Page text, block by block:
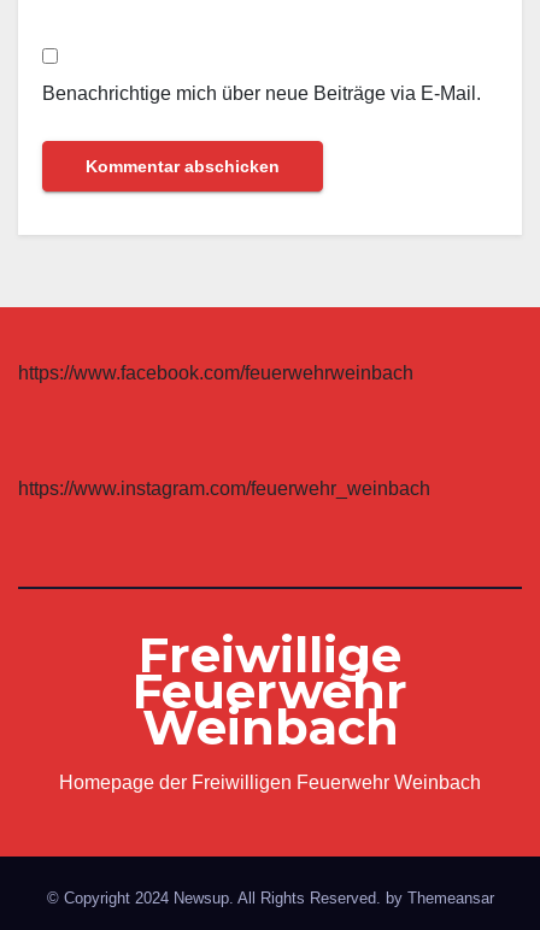
Benachrichtige mich über neue Beiträge via E-Mail.
https://www.facebook.com/feuerwehrweinbach
https://www.instagram.com/feuerwehr_weinbach
Freiwillige
Feuerwehr
Weinbach
Homepage der Freiwilligen Feuerwehr Weinbach
© Copyright 2024 Newsup. All Rights Reserved. by Themeansar